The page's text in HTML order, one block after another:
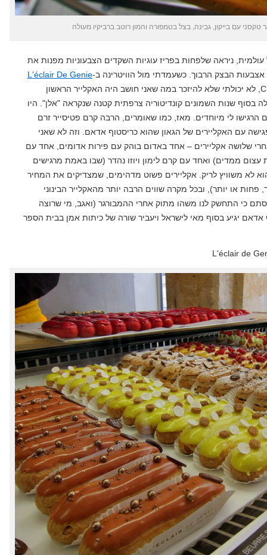
טקסני עם בייקון, גבינה, בצל בטמפורה והמון רוטב ברביקיו מעולה
ניראה שלפחות בפריז עוגיות השקדים הצבעוניות מפנות את
הבצק הרבוך. כשעמדתי מול הוויטרינה ב-L'éclair De Genie
של הקונדיטור המחונן Christophe Adam, לא יכולתי שלא להיזכר במה שאני חושב היה האקלייר הראשון
בסוף שנות השמונים קונדיטוריה צרפתית קטנה שנקראה "אלן". היו
הרגישו לי מיוחדים. מאז, כמו שאומרים, הרבה קרם פטיסייר זרם
עם האקליירים של הגאון שהוא כריסטוף אדאם. וזה לא שאני
שלושה אקליירים – אחד באדום בוהק עם פירות אדומים, אחד עם
עצום ממדים) ואחד עם קרם לימון ויוזו נהדר (שבו באמת מרגישים
לא משוויץ לריק. אקליירים פשוט מדהימים, שמצדיקים את המחיר
שלהם (5 יורו לאחד, פחות או יותר), ובכל מקרה שווים הרבה יותר מהאקלייר הבינוני
סתם כי התחשק לנו משהו מתוק אחרי ההמבורגר (ואגב, מי שרוצה
יגיע בסוף מאי לישראל ויעביר שורה של כיתות אמן בבית הספר
L'éclair de